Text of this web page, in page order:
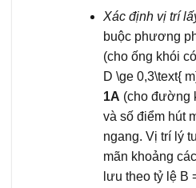
Xác định vị trí
buộc phương
(cho ống khói
D \ge 0,3\text{
1A (cho đường
và số điểm hút
ngang. Vị trí lý
mãn khoảng
lưu theo tỷ lệ B